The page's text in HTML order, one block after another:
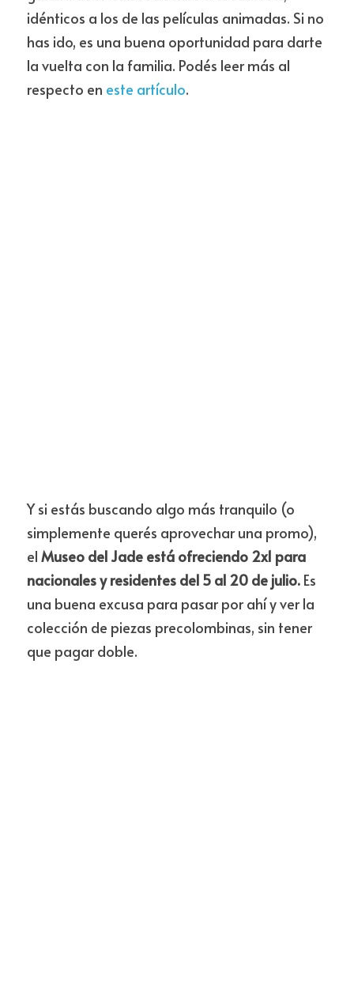
idénticos a los de las películas animadas. Si no
has ido, es una buena oportunidad para darte
la vuelta con la familia. Podés leer más al
respecto en este artículo.
Y si estás buscando algo más tranquilo (o
simplemente querés aprovechar una promo),
el Museo del Jade está ofreciendo 2x1 para
nacionales y residentes del 5 al 20 de julio. Es
una buena excusa para pasar por ahí y ver la
colección de piezas precolombinas, sin tener
que pagar doble.